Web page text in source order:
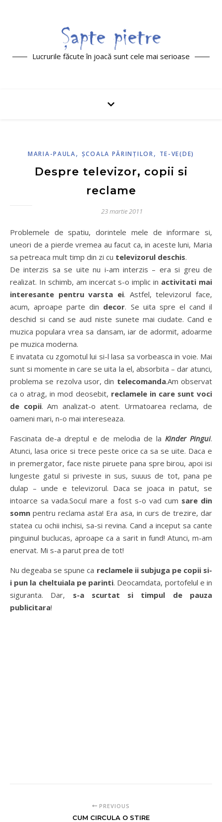
Lucrurile făcute în joacă sunt cele mai serioase
MARIA-PAULA, ŞCOALA PĂRINŢILOR, TE-VE(DE)
Despre televizor, copii si
reclame
23 martie 2011
Problemele de spatiu, dorintele mele de informare si,
uneori de a pierde vremea au facut ca, in aceste luni, Maria
sa petreaca mult timp din zi cu televizorul deschis.
De interzis sa se uite nu i-am interzis – era si greu de
realizat. In schimb, am incercat s-o implic in activitati mai
interesante pentru varsta ei. Astfel, televizorul face,
acum, aproape parte din decor. Se uita spre el cand il
deschid si cand se aud niste sunete mai ciudate. Cand e
muzica populara vrea sa dansam, iar de adormit, adoarme
pe muzica moderna.
E invatata cu zgomotul lui si-l lasa sa vorbeasca in voie. Mai
sunt si momente in care se uita la el, absorbita – dar atunci,
problema se rezolva usor, din telecomanda.Am observat
ca o atrag, in mod deosebit, reclamele in care sunt voci
de copii. Am analizat-o atent. Urmatoarea reclama, de
oameni mari, n-o mai intereseaza.
Fascinata de-a dreptul e de melodia de la Kinder Pingui.
Atunci, lasa orice si trece peste orice ca sa se uite. Daca e
in premergator, face niste piruete pana spre birou, apoi isi
lungeste gatul si priveste in sus, suuus de tot, pana pe
dulap – unde e televizorul. Daca se joaca in patut, se
intoarce sa vada.Socul mare a fost s-o vad cum sare din
somn pentru reclama asta! Era asa, in curs de trezire, dar
statea cu ochii inchisi, sa-si revina. Cand a inceput sa cante
pinguinul buclucas, aproape ca a sarit in fund! Atunci, m-am
enervat. Mi s-a parut prea de tot!
Nu degeaba se spune ca reclamele ii subjuga pe copii si-
i pun la cheltuiala pe parinti. Deocamdata, portofelul e in
siguranta. Dar, s-a scurtat si timpul de pauza
publicitara!
PREVIOUS
CUM CIRCULA O STIRE